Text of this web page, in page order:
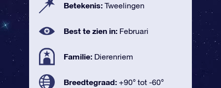
Betekenis: Tweelingen
Best te zien in: Februari
Familie: Dierenriem
Breedtegraad: +90° tot -60°